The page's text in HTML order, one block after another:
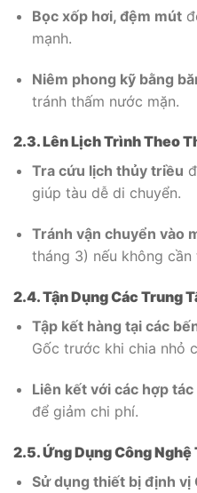
Bọc xốp hơi, đệm mút
mạnh.
Niêm phong kỹ bằng
tránh thấm nước mặn.
2.3. Lên Lịch Trình Theo
Tra cứu lịch thủy triều
giúp tàu dễ di chuyển.
Tránh vận chuyển vào
tháng 3) nếu không cần
2.4. Tận Dụng Các Trung
Tập kết hàng tại các
Gốc trước khi chia nhỏ
Liên kết với các hợp
để giảm chi phí.
2.5. Ứng Dụng Công Nghệ
Sử dụng thiết bị định vị